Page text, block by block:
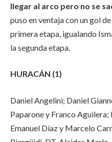
llegar al arco pero no se
puso en ventaja con un gol
primera etapa, igualando
la segunda etapa.
HURACÁN (1)
Daniel Angelini; Daniel
Paparone y Franco
Emanuel Díaz y Marcelo